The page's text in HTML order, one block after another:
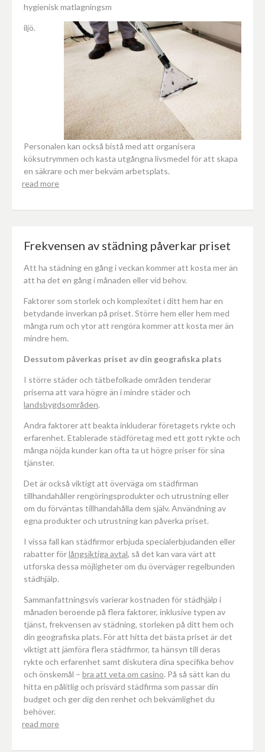
hygienisk matlagningsm
iljö.
Personalen kan också bistå med att organisera
köksutrymmen och kasta utgångna livsmedel för att skapa
en säkrare och mer bekväm arbetsplats.
read more
Frekvensen av städning påverkar priset
Att ha städning en gång i veckan kommer att kosta mer än
att ha det en gång i månaden eller vid behov.
Faktorer som storlek och komplexitet i ditt hem har en
betydande inverkan på priset. Större hem eller hem med
många rum och ytor att rengöra kommer att kosta mer än
mindre hem.
Dessutom påverkas priset av din geografiska plats
I större städer och tätbefolkade områden tenderar
priserna att vara högre än i mindre städer och
landsbygdsområden.
Andra faktorer att beakta inkluderar företagets rykte och
erfarenhet. Etablerade städföretag med ett gott rykte och
många nöjda kunder kan ofta ta ut högre priser för sina
tjänster.
Det är också viktigt att överväga om städfirman
tillhandahåller rengöringsprodukter och utrustning eller
om du förväntas tillhandahålla dem själv. Användning av
egna produkter och utrustning kan påverka priset.
I vissa fall kan städfirmor erbjuda specialerbjudanden eller
rabatter förlångsiktiga avtal, så det kan vara värt att
utforska dessa möjligheter om du överväger regelbunden
städhjälp.
Sammanfattningsvis varierar kostnaden för städhjälp i
månaden beroende på flera faktorer, inklusive typen av
tjänst, frekvensen av städning, storleken på ditt hem och
din geografiska plats. För att hitta det bästa priset är det
viktigt att jämföra flera städfirmor, ta hänsyn till deras
rykte och erfarenhet samt diskutera dina specifika behov
och önskemål – bra att veta om casino. På så sätt kan du
hitta en pålitlig och prisvärd städfirma som passar din
budget och ger dig den renhet och bekvämlighet du
behöver.
read more